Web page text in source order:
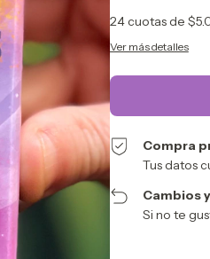
24cuotas de
Ver más detalles
Compra
Tus datos
Cambios
Si no te